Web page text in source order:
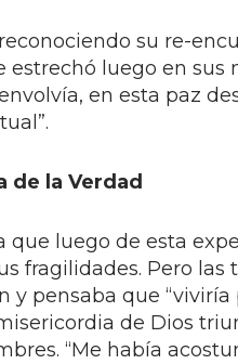
su re-
estrechó luego en sus
en esta paz
de la Verdad
que luego de esta
fragilidades. Pero
y pensaba que
de Dios
“Me había